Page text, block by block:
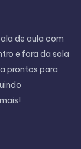
de aula com
e fora da sala
prontos para